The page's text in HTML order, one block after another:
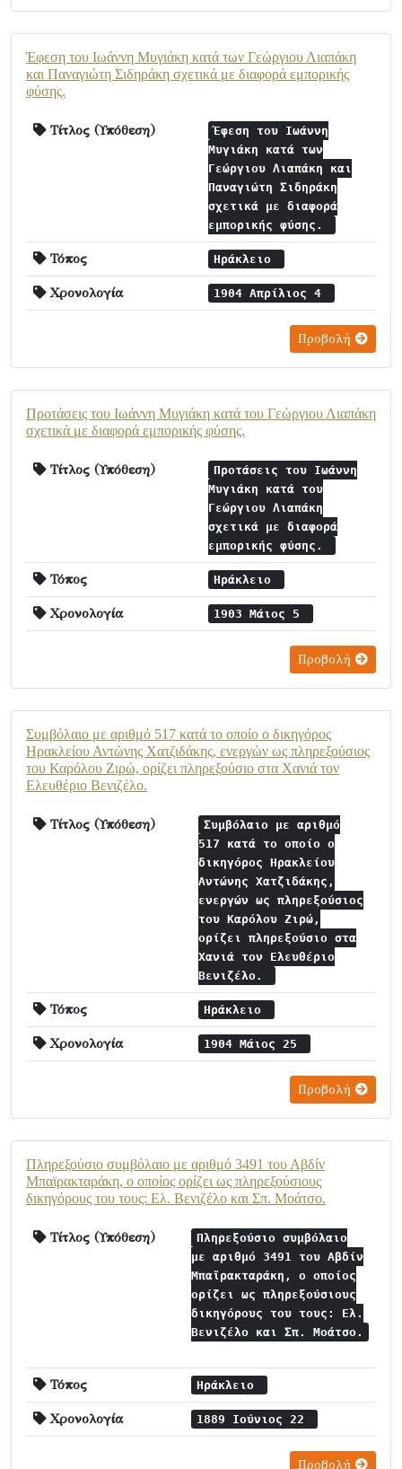
Έφεση του Ιωάννη Μυγιάκη κατά των Γεώργιου Λιαπάκη
και Παναγιώτη Σιδηράκη σχετικά με διαφορά εμπορικής
φύσης.
Τίτλος (Υπόθεση)
Έφεση του Ιωάννη
Μυγιάκη κατά των
Γεώργιου Λιαπάκη και
Παναγιώτη Σιδηράκη
σχετικά με διαφορά
εμπορικής φύσης.
Τόπος Ηράκλειο
Χρονολογία 1904 Απρίλιος 4
Προβολή
Προτάσεις του Ιωάννη Μυγιάκη κατά του Γεώργιου Λιαπάκη
σχετικά με διαφορά εμπορικής φύσης.
Τίτλος (Υπόθεση)
Προτάσεις του Ιωάννη
Μυγιάκη κατά του
Γεώργιου Λιαπάκη
σχετικά με διαφορά
εμπορικής φύσης.
Τόπος Ηράκλειο
Χρονολογία 1903 Μάιος 5
Προβολή
Συμβόλαιο με αριθμό 517 κατά το οποίο ο δικηγόρος
Ηρακλείου Αντώνης Χατζιδάκης, ενεργών ως πληρεξούσιος
του Καρόλου Ζιρώ, ορίζει πληρεξούσιο στα Χανιά τον
Ελευθέριο Βενιζέλο.
Τίτλος (Υπόθεση)
Συμβόλαιο με αριθμό
517 κατά το οποίο ο
δικηγόρος Ηρακλείου
Αντώνης Χατζιδάκης,
ενεργών ως πληρεξούσιος
του Καρόλου Ζιρώ,
ορίζει πληρεξούσιο στα
Χανιά τον Ελευθέριο
Βενιζέλο.
Τόπος Ηράκλειο
Χρονολογία 1904 Μάιος 25
Προβολή
Πληρεξούσιο συμβόλαιο με αριθμό 3491 του Αβδίν
Μπαϊρακταράκη, ο οποίος ορίζει ως πληρεξούσιους
δικηγόρους του τους: Ελ. Βενιζέλο και Σπ. Μοάτσο.
Τίτλος (Υπόθεση)
Πληρεξούσιο συμβόλαιο
με αριθμό 3491 του Αβδίν
Μπαϊρακταράκη, ο οποίος
ορίζει ως πληρεξούσιους
δικηγόρους του τους: Ελ.
Βενιζέλο και Σπ. Μοάτσο.
Τόπος Ηράκλειο
Χρονολογία 1889 Ιούνιος 22
Προβολή